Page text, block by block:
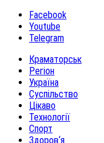
Facebook
Youtube
Telegram
Краматорськ
Регіон
Україна
Суспільство
Цікаво
Технології
Спорт
Здоров‘я